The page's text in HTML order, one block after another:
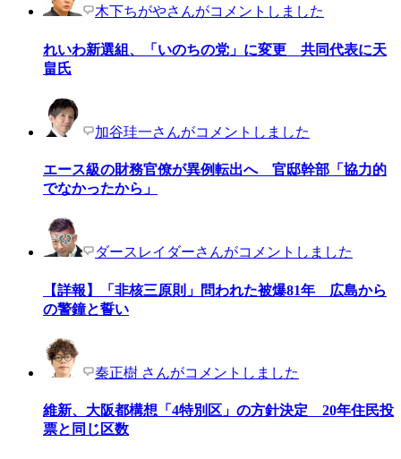
木下ちがやさんがコメントしました
れいわ新選組、「いのちの党」に変更 共同代表に天
畠氏
加谷珪一さんがコメントしました
エース級の財務官僚が異例転出へ 官邸幹部「協力的
でなかったから」
ダースレイダーさんがコメントしました
【詳報】「非核三原則」問われた被爆81年 広島から
の警鐘と誓い
秦正樹 さんがコメントしました
維新、大阪都構想「4特別区」の方針決定 20年住民投
票と同じ区数